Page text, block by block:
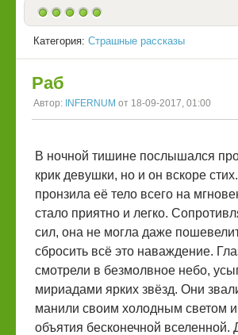
Категория: Страшные рассказы
Раб
Автор: INFERNUM от 18-09-2017, 01:00
В ночной тишине послышался
крик девушки, но и он вскоре
пронзила её тело всего на
стало приятно и легко.
сил, она не могла даже
сбросить всё это наваждение.
смотрели в безмолвное небо,
мириадами ярких звёзд. Они
манили своим холодным светом и
объятия бесконечной вселенной.